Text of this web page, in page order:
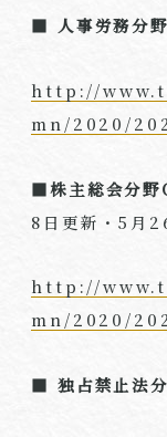
■ 人事労務分
http://
mn/2020/
■株主総会分
8日更新・5月
http://
mn/2020/
■ 独占禁止法